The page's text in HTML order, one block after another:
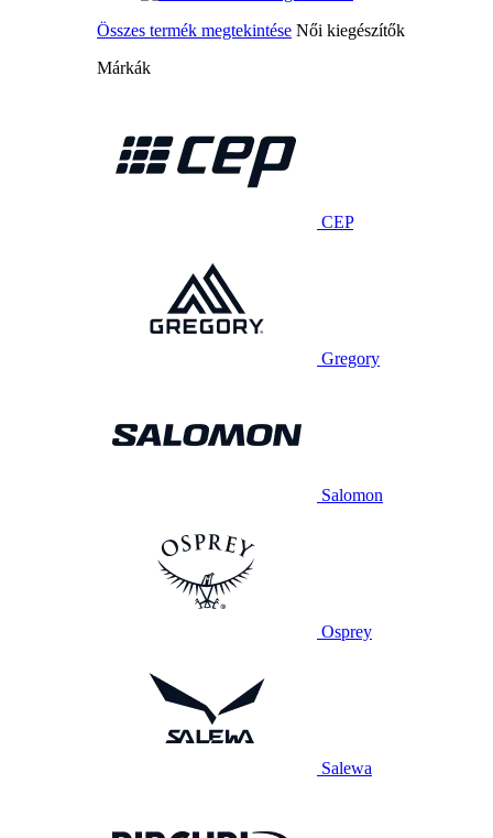
Összes termék megtekintése Női kiegészítők
Márkák
CEP
Gregory
Salomon
Osprey
Salewa